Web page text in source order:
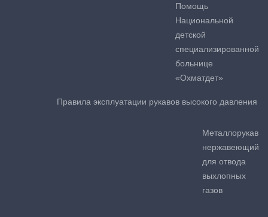
Помощь
Национальной
детской
специализированной
больнице
«Охматдет»
Правила эксплуатации рукавов высокого давления
Металлорукав
нержавеющий
для отвода
выхлопных
газов